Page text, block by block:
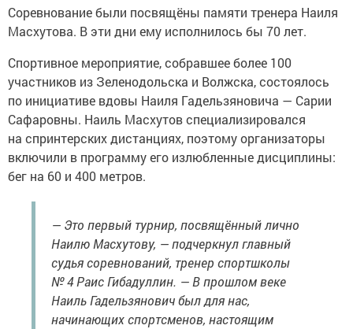
Соревнование были посвящёны памяти тренера Наиля
Масхутова. В эти дни ему исполнилось бы 70 лет.
Спортивное мероприятие, собравшее более 100
участников из Зеленодольска и Волжска, состоялось
по инициативе вдовы Наиля Гадельзяновича — Сарии
Сафаровны. Наиль Масхутов специализировался
на спринтерских дистанциях, поэтому организаторы
включили в программу его излюбленные дисциплины:
бег на 60 и 400 метров.
— Это первый турнир, посвящённый лично
Наилю Масхутову, — подчеркнул главный
судья соревнований, тренер спортшколы
№ 4 Раис Гибадуллин. — В прошлом веке
Наиль Гадельзянович был для нас,
начинающих спортсменов, настоящим